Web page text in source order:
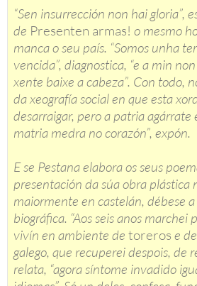
“Sen insurrección non hai gloria”,
de Presenten armas! o mesmo
manca o seu país. “Somos unha
vencida”, diagnostica, “e a min
xente baixe a cabeza”. Con todo,
da xeografía social en que esta
desarraigar, pero a patria agárrate
matria medra no corazón”, expón.
E se Pestana elabora os seus
presentación da súa obra plástica
maiormente en castelán, débese
biográfica. “Aos seis anos marchei
vivín en ambiente de toreros e
galego, que recuperei despois, de
relata, “agora síntome invadido